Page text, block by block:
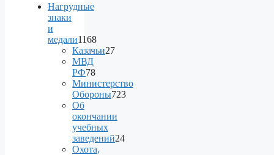
Нагрудные
знаки
и
медали1168
1168
products
Казачьи27
27
products
МВД
РФ78
78
products
Министерство
Обороны723
723
products
Об
окончании
учебных
заведений24
24
Охота,